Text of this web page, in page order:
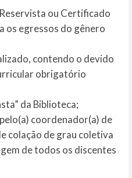
ou Certificado
os egressos do gênero
contendo o devido
obrigatório
da Biblioteca;
coordenador(a) de
colação de grau coletiva
de todos os discentes